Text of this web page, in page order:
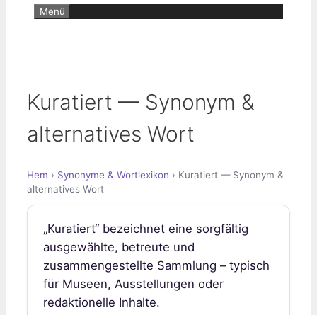
Menü
Kuratiert — Synonym &
alternatives Wort
Hem › Synonyme & Wortlexikon › Kuratiert — Synonym &
alternatives Wort
„Kuratiert“ bezeichnet eine sorgfältig
ausgewählte, betreute und
zusammengestellte Sammlung – typisch
für Museen, Ausstellungen oder
redaktionelle Inhalte.